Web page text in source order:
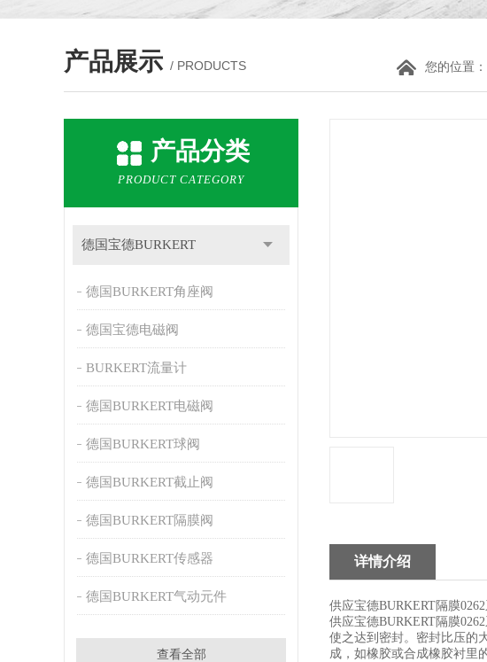
产品展示 / PRODUCTS 您的位置：
产品分类
PRODUCT CATEGORY
德国宝德BURKERT
德国BURKERT角座阀
德国宝德电磁阀
BURKERT流量计
德国BURKERT电磁阀
德国BURKERT球阀
德国BURKERT截止阀
德国BURKERT隔膜阀
德国BURKERT传感器
德国BURKERT气动元件
查看全部
详情介绍
供应宝德BURKERT隔膜
供应宝德BURKERT隔膜
使之达到密封。密封比压的
成，如橡胶或合成橡胶衬里